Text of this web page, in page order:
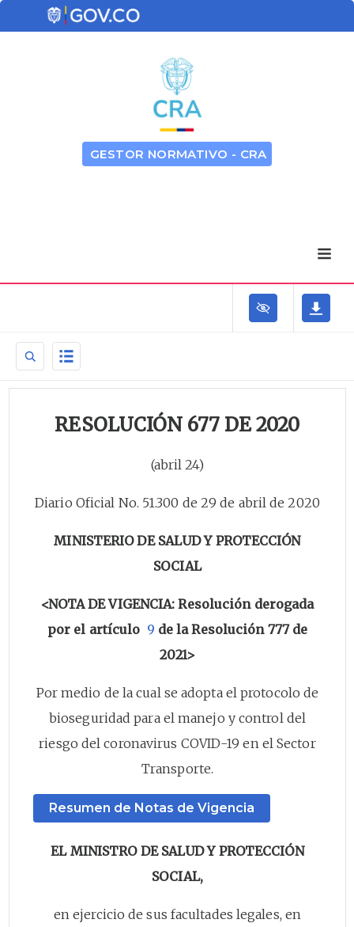
GESTOR NORMATIVO - CRA
RESOLUCIÓN 677 DE 2020
(abril 24)
Diario Oficial No. 51.300 de 29 de abril de 2020
MINISTERIO DE SALUD Y PROTECCIÓN
SOCIAL
<NOTA DE VIGENCIA: Resolución derogada
por el artículo 9 de la Resolución 777 de
2021>
Por medio de la cual se adopta el protocolo de
bioseguridad para el manejo y control del
riesgo del coronavirus COVID-19 en el Sector
Transporte.
Resumen de Notas de Vigencia
EL MINISTRO DE SALUD Y PROTECCIÓN
SOCIAL,
en ejercicio de sus facultades legales, en